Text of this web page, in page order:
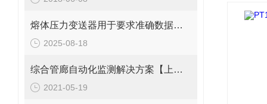
熔体压力变送器用于要求准确数据测量的各种场合
2025-08-18
综合管廊自动化监测解决方案【上海朝辉静力水准仪】
2021-05-19